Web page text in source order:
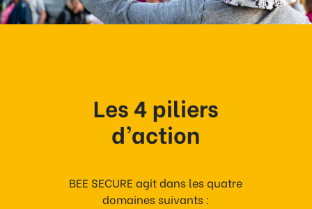
Les 4 piliers
d’action
BEE SECURE agit dans les quatre
domaines suivants :